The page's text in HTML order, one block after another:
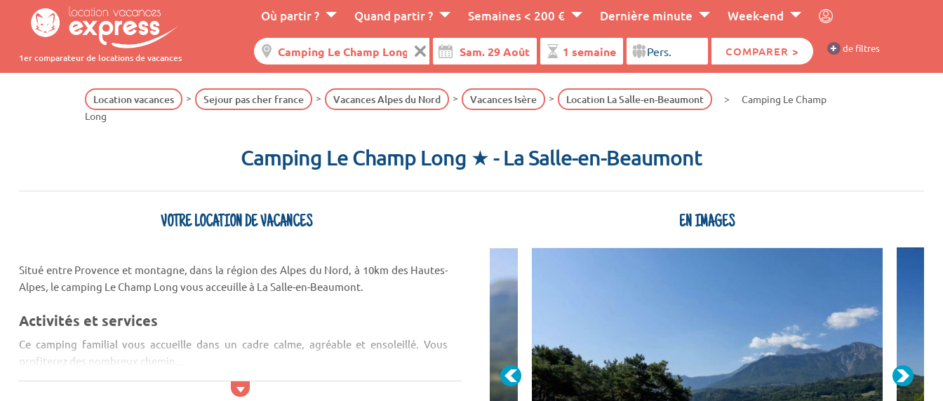
1er comparateur de locations de vacances
Où partir ? Quand partir ? Semaines < 200 € Dernière minute Week-end
COMPARER > + de filtres
Location vacances Sejour pas cher france Vacances Alpes du Nord Vacances Isère Location La Salle-en-Beaumont
Camping Le Champ
Long
Camping Le Champ Long ★- La Salle-en-Beaumont
VOTRE LOCATION DE VACANCES
Situé entre Provence et montagne, dans la région des Alpes du Nord, à 10km des Hautes-
Alpes, le camping Le Champ Long vous acceuille à La Salle-en-Beaumont.
Activités et services
Ce camping familial vous accueille dans un cadre calme, agréable et ensoleillé. Vous
profiterez des nombreux chemin...
EN IMAGES